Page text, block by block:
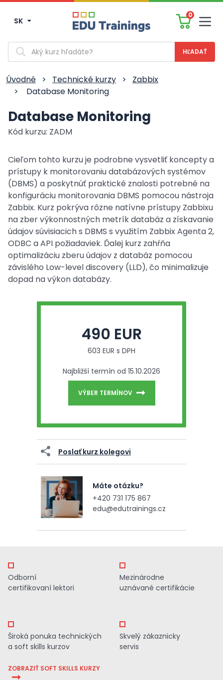
SK
0
Vyhľadávanie
Úvodné > Technické kurzy >
Zabbix
>
Database Monitoring
Database Monitoring
Kód kurzu: ZADM
Cieľom tohto kurzu je podrobne vysvetliť koncepty a
prístupy k monitorovaniu databázových systémov
(DBMS) a poskytnúť praktické znalosti potrebné na
konfiguráciu monitorovania DBMS pomocou nástroja
Zabbix. Kurz pokrýva rôzne natívne prístupy Zabbixu
na zber výkonnostných metrík databáz a získavanie
údajov súvisiacich s DBMS s využitím Zabbix Agenta 2,
ODBC a API požiadaviek. Ďalej kurz zahŕňa
optimalizáciu zberu údajov z databáz pomocou
závislého Low-level discovery (LLD), čo minimalizuje
dopad na výkon databázy.
490 EUR
603 EUR s DPH
Najbližší termín od 15.10.2026
VÝBER TERMÍNOV
Poslať kurz kolegovi
Máte otázku?
+420 731 175 867
edu@edutrainings.cz
Odborní
certifikovaní lektori
Mezinárodne
uznávané certifikácie
Široká ponuka technických
a soft skills kurzov
ZOBRAZIŤ SOFT SKILLS KURZY
Skvelý zákaznicky
servis